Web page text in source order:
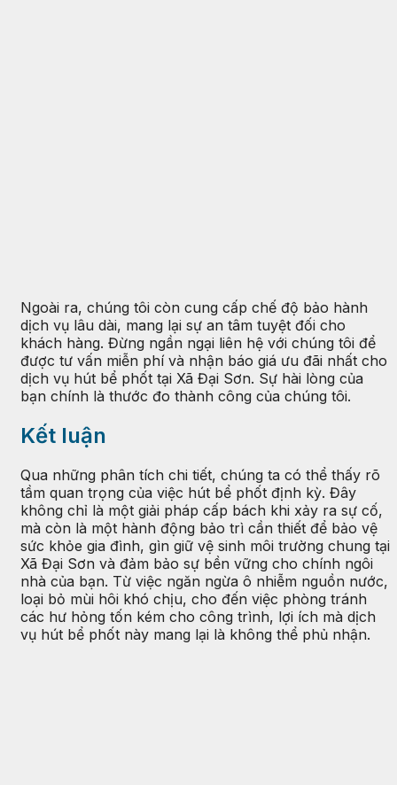
Ngoài ra, chúng tôi còn cung cấp chế độ bảo hành
dịch vụ lâu dài, mang lại sự an tâm tuyệt đối cho
khách hàng. Đừng ngần ngại liên hệ với chúng tôi để
được tư vấn miễn phí và nhận báo giá ưu đãi nhất cho
dịch vụ hút bể phốt tại Xã Đại Sơn. Sự hài lòng của
bạn chính là thước đo thành công của chúng tôi.
Kết luận
Qua những phân tích chi tiết, chúng ta có thể thấy rõ
tầm quan trọng của việc hút bể phốt định kỳ. Đây
không chỉ là một giải pháp cấp bách khi xảy ra sự cố,
mà còn là một hành động bảo trì cần thiết để bảo vệ
sức khỏe gia đình, gìn giữ vệ sinh môi trường chung tại
Xã Đại Sơn và đảm bảo sự bền vững cho chính ngôi
nhà của bạn. Từ việc ngăn ngừa ô nhiễm nguồn nước,
loại bỏ mùi hôi khó chịu, cho đến việc phòng tránh
các hư hỏng tốn kém cho công trình, lợi ích mà dịch
vụ hút bể phốt này mang lại là không thể phủ nhận.